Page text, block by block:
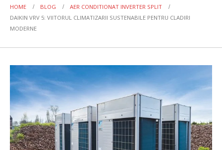
HOME BLOG
AER CONDITIONAT INVERTER SPLIT
DAIKIN VRV 5: VIITORUL CLIMATIZARII SUSTENABILE PENTRU CLADIRI
MODERNE